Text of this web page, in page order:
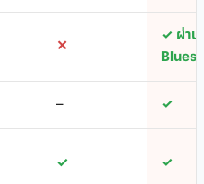
✕
✓ ผ่าน
– ✓
✓ ✓